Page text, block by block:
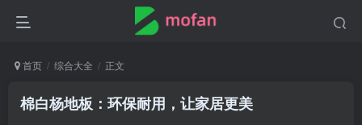
首页 综合大全 正文
棉白杨地板：环保耐用，让家居更美